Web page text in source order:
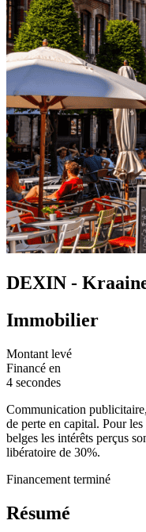
DEXIN -
Immobilier
Montant levé
Financé en
4 secondes
Communication
de perte en capital. Pour
belges les intérêts perçus
libératoire de 30%.
Financement terminé
Résumé